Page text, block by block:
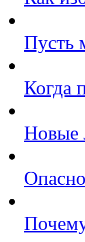
Пусть
Когда
Новые